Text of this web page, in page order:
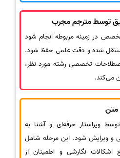
توسط مترجم مجرب
در زمینه مربوطه انجام شود
شده و دقت علمی حفظ شود.
تخصصی رشته مورد نظر،
می‌کند.
متن
ویراستار حرفه‌ای و آشنا به
و ویرایش شود. این مرحله شامل
اشکالات نگارشی و اطمینان از